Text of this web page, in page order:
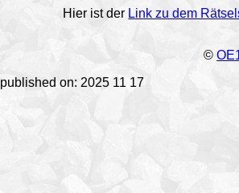
Hier ist der Link zu dem
©
published on: 2025 11 17